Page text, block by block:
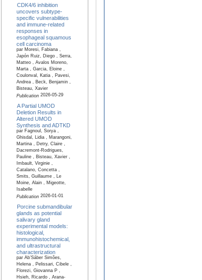
CDK4/6 inhibition
uncovers subtype-
specific vulnerabilities
and immune-related
responses in
esophageal squamous
cell carcinoma
par Moresi, Fabiana ,
Japón Ruiz, Diego , Serra,
Matteo , Avalos Moreno,
Marta , Garcia, Eloine ,
Coulonval, Katia , Pavesi,
Andrea , Beck, Benjamin ,
Bisteau, Xavier
Publication2026-05-29
A Partial UMOD
Deletion Results in
Altered UMOD
Synthesis and ADTKD
par Fagnoul, Sorya ,
Ghisdal, Lidia , Marangoni,
Martina , Detry, Claire ,
Dacremont-Rodrigues,
Pauline , Bisteau, Xavier ,
Imbault, Virginie ,
Catalano, Concetta ,
Smits, Guillaume , Le
Moine, Alain , Migeotte,
Isabelle
Publication2026-01-01
Porcine submandibular
glands as potential
salivary gland
experimental models:
histological,
immunohistochemical,
and ultrastructural
characterization
par Ab’Sáber Simões,
Helena , Pelissari, Cibele ,
Florezi, Giovanna P ,
Hsieh, Ricardo , Arana-